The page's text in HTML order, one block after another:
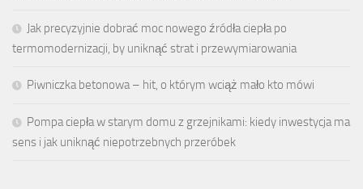
Jak precyzyjnie dobrać moc nowego źródła ciepła po
termomodernizacji, by uniknąć strat i przewymiarowania
Piwniczka betonowa – hit, o którym wciąż mało kto mówi
Pompa ciepła w starym domu z grzejnikami: kiedy inwestycja ma
sens i jak uniknąć niepotrzebnych przeróbek